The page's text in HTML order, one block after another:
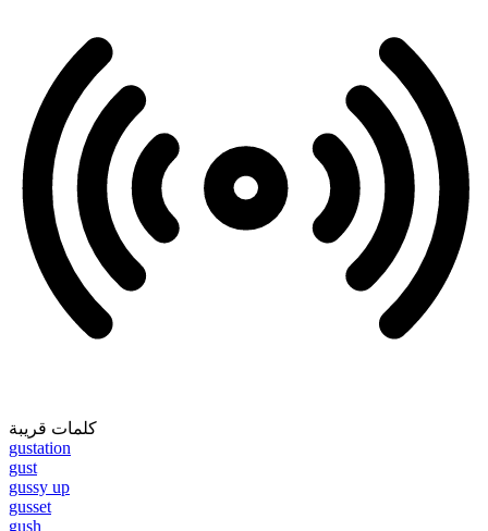
كلمات قريبة
gustation
gust
gussy up
gusset
gush